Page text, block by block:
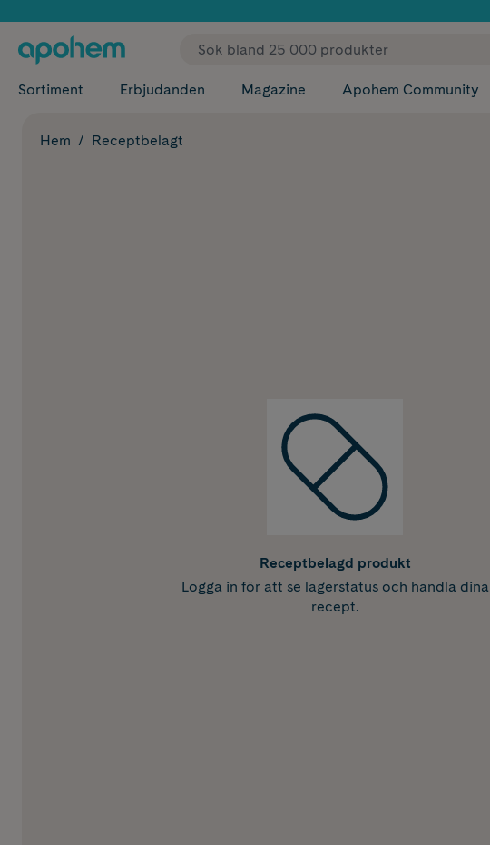
✓ Fri frakt
Sortiment Erbjudanden Magazine Apohem Community
Hem Receptbelagt
Receptbelagd produkt
Logga in för att se lagerstatus och handla dina
recept.